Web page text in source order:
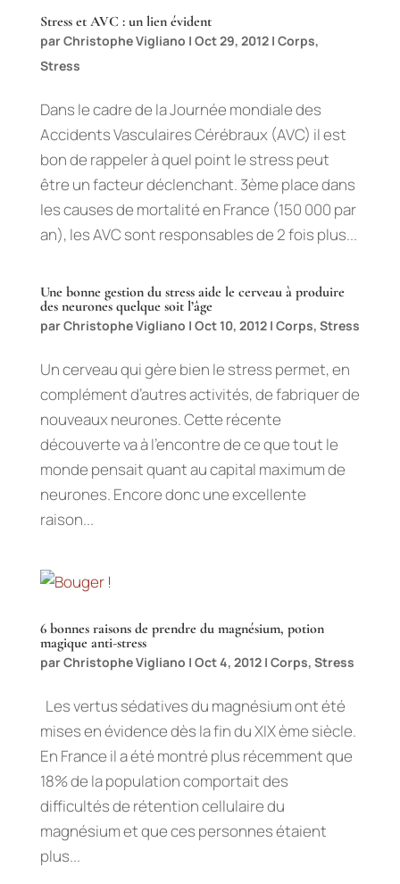
Stress et AVC : un lien évident
parChristophe Vigliano | Oct 29, 2012| Corps,
Stress
Dans le cadre de la Journée mondiale des
Accidents Vasculaires Cérébraux (AVC) il est
bon de rappeler à quel point le stress peut
être un facteur déclenchant. 3ème place dans
les causes de mortalité en France (150 000 par
an), les AVC sont responsables de 2 fois plus...
Une bonne gestion du stress aide le cerveau à produire
des neurones quelque soit l’âge
parChristophe Vigliano | Oct 10, 2012| Corps, Stress
Un cerveau qui gère bien le stress permet, en
complément d’autres activités, de fabriquer de
nouveaux neurones. Cette récente
découverte va à l’encontre de ce que tout le
monde pensait quant au capital maximum de
neurones. Encore donc une excellente
raison...
6 bonnes raisons de prendre du magnésium, potion
magique anti-stress
parChristophe Vigliano | Oct 4, 2012| Corps, Stress
Les vertus sédatives du magnésium ont été
mises en évidence dès la fin du XIX ème siècle.
En France il a été montré plus récemment que
18% de la population comportait des
difficultés de rétention cellulaire du
magnésium et que ces personnes étaient
plus...